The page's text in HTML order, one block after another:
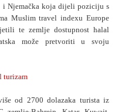
Njemačka koja dijeli poziciju s
Muslim travel indexu Europe
te zemlje dostupnost halal
može pretvoriti u svoju
od 2700 dolazaka turista iz